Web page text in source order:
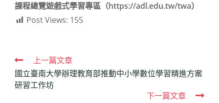
課程總覽遊戲式學習專區（https://adl.edu.tw/twa）
Post Views: 155
Read
more
articles
上一篇文章
國立臺南大學辦理教育部推動中小學數位學習精進方案
研習工作坊
下一篇文章